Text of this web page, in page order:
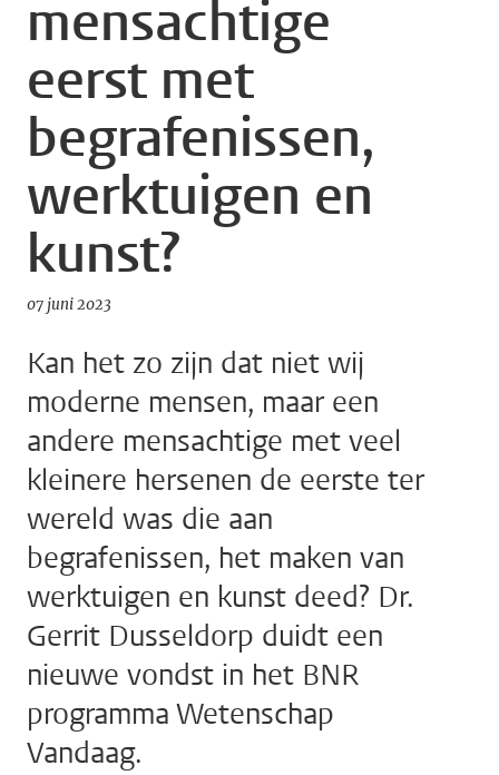
mensachtige
eerst met
begrafenissen,
werktuigen en
kunst?
07 juni 2023
Kan het zo zijn dat niet wij
moderne mensen, maar een
andere mensachtige met veel
kleinere hersenen de eerste ter
wereld was die aan
begrafenissen, het maken van
werktuigen en kunst deed? Dr.
Gerrit Dusseldorp duidt een
nieuwe vondst in het BNR
programma Wetenschap
Vandaag.